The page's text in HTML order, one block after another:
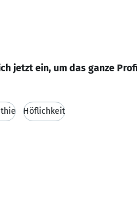
jetzt ein, um das ganze
Höflichkeit